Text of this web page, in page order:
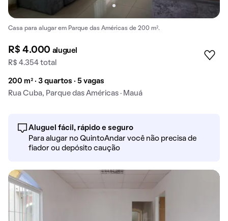
Casa para alugar em Parque das Américas de 200 m².
R$ 4.000 aluguel
R$ 4.354 total
200 m² · 3 quartos · 5 vagas
Rua Cuba, Parque das Américas · Mauá
Aluguel fácil, rápido e seguro
Para alugar no QuintoAndar você não precisa de
fiador ou depósito caução